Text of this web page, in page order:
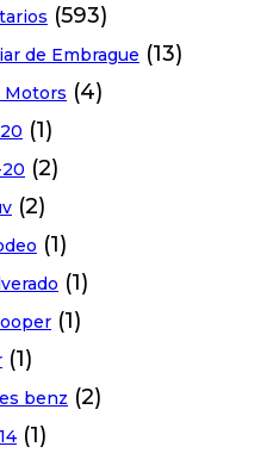
(593)
de Embrague (13)
Motors (4)
(1)
(2)
(2)
(1)
(1)
(1)
(1)
benz (2)
(1)